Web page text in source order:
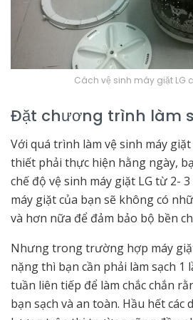
Cách vệ sinh máy giặt LG
Đặt chương trình làm
Với quá trình làm vệ sinh máy
thiết phải thực hiện hằng ngày,
chế độ vệ sinh máy giặt LG từ 2-
máy giặt của bạn sẽ không có
và hơn nữa để đảm bảo bộ bền
Nhưng trong trường hợp máy
nặng thì bạn cần phải làm sạch
tuần liên tiếp để làm chắc chắn
bạn sạch và an toàn. Hầu hết các